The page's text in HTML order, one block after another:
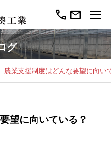
call mail
グ
農業支援制度はどんな要望に向い
望に向いている？